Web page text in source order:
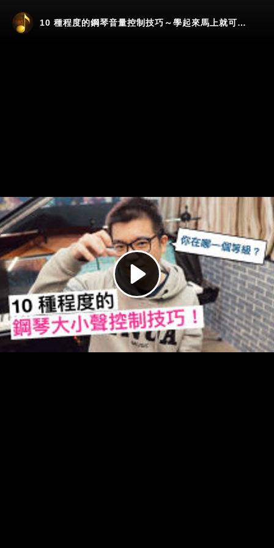
Play
Video
10 種程度的鋼琴音量控制技巧～學起來馬上就可以彈得更好聽！